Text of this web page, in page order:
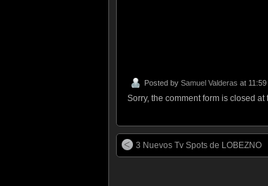
Posted by Samuel Valderas at 11:59
Sorry, the comment form is closed at
3 Nuevos Tv Spots de LOBEZNO